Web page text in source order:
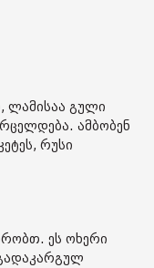
ლამისაა გული
ამბობენ
რუსი
ეს ოხერი